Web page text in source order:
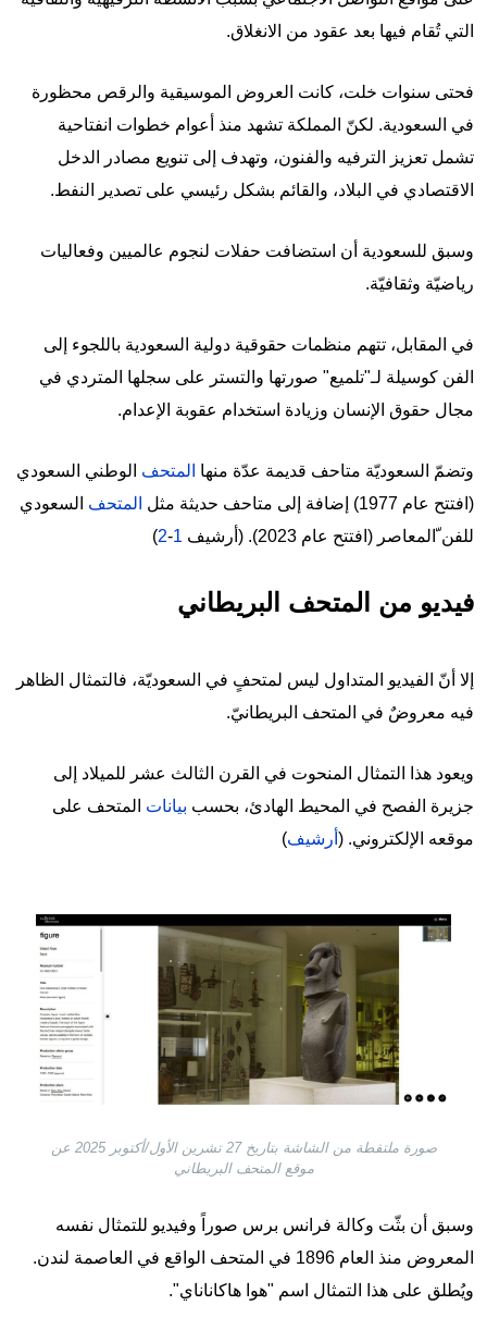
التي تُقام فيها بعد عقود من الانغلاق.
فحتى سنوات خلت، كانت العروض الموسيقية والرقص محظورة
في السعودية. لكنّ المملكة تشهد منذ أعوام خطوات انفتاحية
تشمل تعزيز الترفيه والفنون، وتهدف إلى تنويع مصادر الدخل
الاقتصادي في البلاد، والقائم بشكل رئيسي على تصدير النفط.
وسبق للسعودية أن استضافت حفلات لنجوم عالميين وفعاليات
رياضيّة وثقافيّة.
في المقابل، تتهم منظمات حقوقية دولية السعودية باللجوء إلى
الفن كوسيلة لـ"تلميع" صورتها والتستر على سجلها المتردي في
مجال حقوق الإنسان وزيادة استخدام عقوبة الإعدام.
وتضمّ السعوديّة متاحف قديمة عدّة منها المتحف الوطني السعودي
(افتتح عام 1977) إضافة إلى متاحف حديثة مثل
المتحف السعودي
للفن ّالمعاصر (افتتح عام 2023). (أرشيف
1
-
2
)
فيديو من المتحف البريطاني
إلا أنّ الفيديو المتداول ليس لمتحفٍ في السعوديّة، فالتمثال الظاهر
فيه معروضٌ في المتحف البريطانيّ.
ويعود هذا التمثال المنحوت في القرن الثالث عشر للميلاد إلى
جزيرة الفصح في المحيط الهادئ، بحسب بيانات المتحف على
موقعه الإلكتروني. ( أرشيف)
Image
صورة ملتقطة من الشاشة بتاريخ 27 تشرين الأول/أكتوبر 2025 عن
موقع المتحف البريطاني
وسبق أن بثّت وكالة فرانس برس صوراً وفيديو للتمثال نفسه
المعروض منذ العام 1896 في المتحف الواقع في العاصمة لندن.
ويُطلق على هذا التمثال اسم "هوا هاكاناناي".